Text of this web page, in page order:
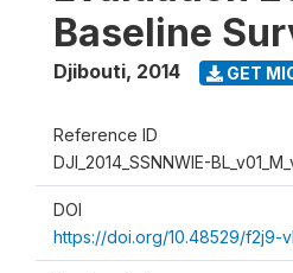
Baseline
Djibouti, 2014 GET
Reference ID
DJI_2014_SSNNWIE-
DOI
https://doi.org/10.48529/f2j9-